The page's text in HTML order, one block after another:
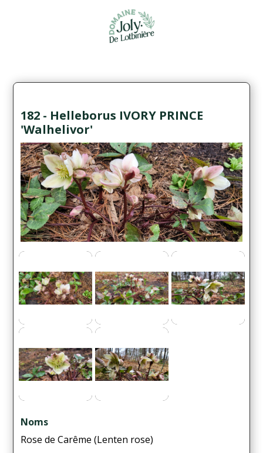
182 - Helleborus IVORY PRINCE
'Walhelivor'
Noms
Rose de Carême (Lenten rose)